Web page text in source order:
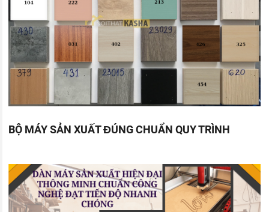
BỘ MÁY SẢN XUẤT ĐÚNG CHUẨN QUY TRÌNH